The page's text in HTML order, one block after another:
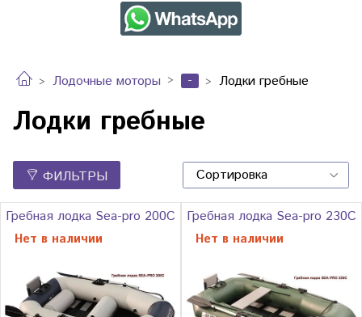
Лодочные моторы - Лодки гребные
Лодки гребные
ФИЛЬТРЫ
Гребная лодка Sea-pro 200С
Нет в наличии
Гребная лодка Sea-pro 230С
Нет в наличии